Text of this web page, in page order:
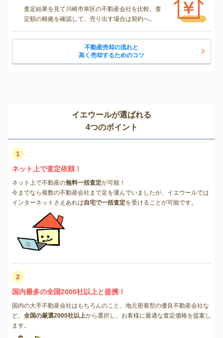
査定結果を見て川崎市幸区の不動産会社を比較。査
定額の根拠を確認して、売り出す場合は契約へ。
不動産売却の流れと
高く売却するためのコツ
イエウールが選ばれる
4つのポイント
1
ネット上で査定依頼！
ネット上で不動産の無料一括査定が可能！
今までなら複数の不動産会社まで足を運んでいましたが、イエウールでは
インターネットさえあれば自宅で一括査定を受けることが可能です。
2
国内最多の全国2000社以上と提携！
国内の大手不動産会社はもちろんのこと、地元密着型の優良不動産会社な
ど、 全国の厳選2000社以上から選択し、お客様に最適な査定価格を提案し
ます。